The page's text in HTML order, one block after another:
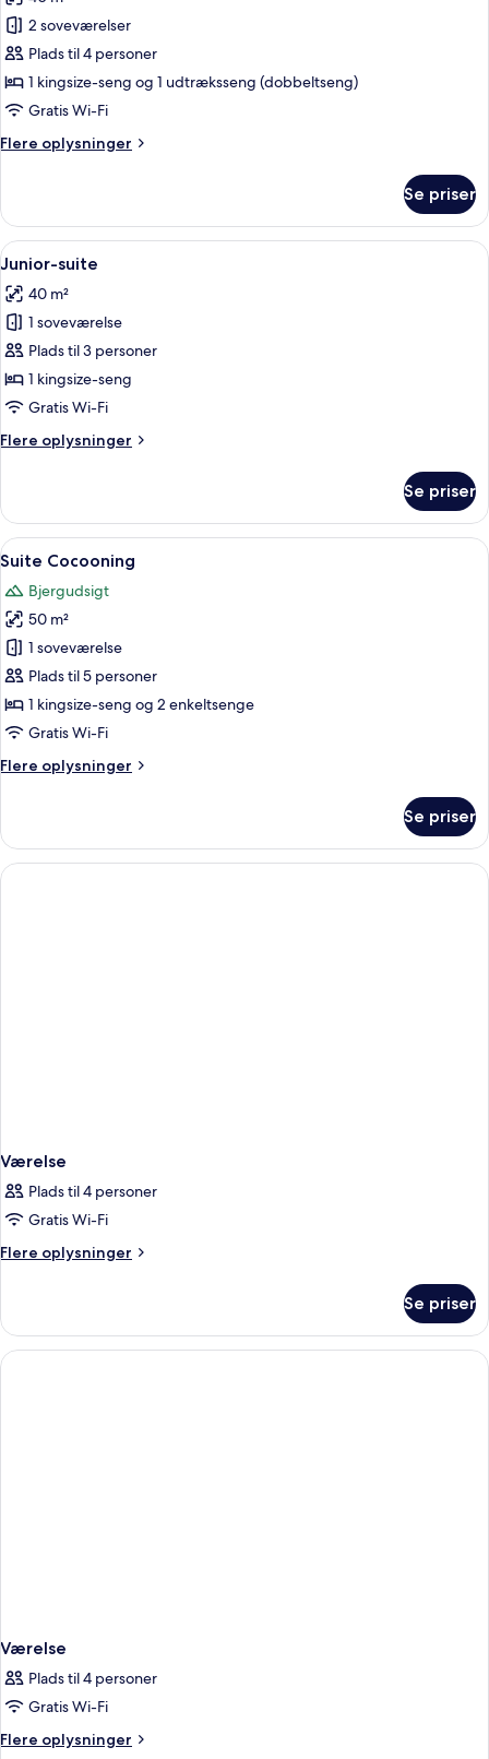
af
Familiesuite
2 soveværelser
Plads til 4 personer
1 kingsize-seng og 1 udtræksseng (dobbeltseng)
Gratis Wi-Fi
Flere oplysninger
Flere
Se priser
Indlæs
alle
billeder
af
Junior-
suite
Et moderne hotelværelse med en
4
Junior-suite
40 m²
1 soveværelse
Plads til 3 personer
1 kingsize-seng
Gratis Wi-Fi
Flere oplysninger
Flere
suite
Se priser
Indlæs
alle
billeder
af
Suite
Cocooning
Et værelse med en stor seng, en
1
Suite Cocooning
Bjergudsigt
50 m²
1 soveværelse
Plads til 5 personer
1 kingsize-seng og 2 enkeltsenge
Gratis Wi-Fi
Flere oplysninger
Flere
Cocooning
Se priser
Værelse
Plads til 4 personer
Gratis Wi-Fi
Flere oplysninger
Flere
Se priser
Værelse
Plads til 4 personer
Gratis Wi-Fi
Flere oplysninger
Flere